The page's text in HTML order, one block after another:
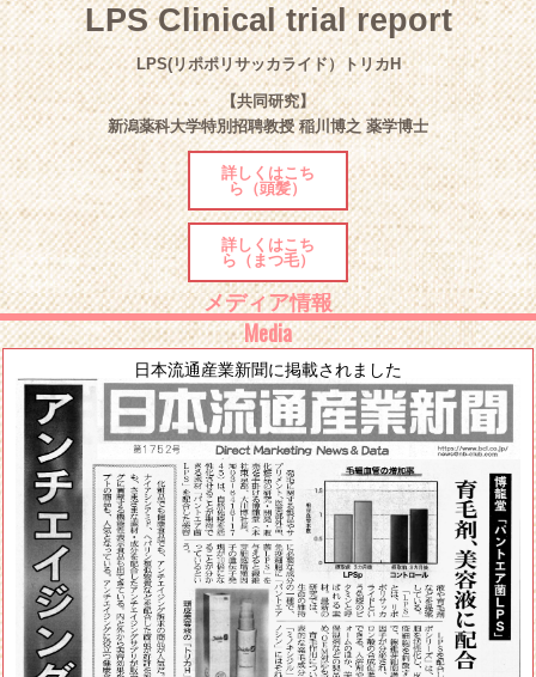
LPS Clinical trial report
LPS(リポポリサッカライド）トリカH
【共同研究】
新潟薬科大学特別招聘教授 稲川博之 薬学博士
詳しくはこち
ら（頭髪）
詳しくはこち
ら（まつ毛）
メディア情報
Media
日本流通産業新聞に掲載されました